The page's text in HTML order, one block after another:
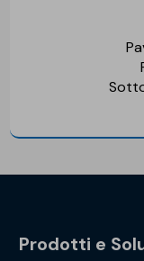
Prodotti e